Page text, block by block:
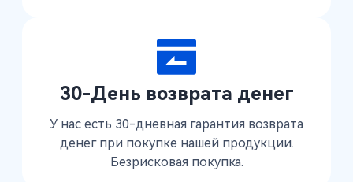
30-День возврата денег
У нас есть 30-дневная гарантия возврата
денег при покупке нашей продукции.
Безрисковая покупка.